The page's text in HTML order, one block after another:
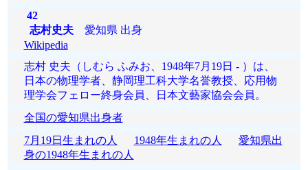
42
志村史夫愛知県 出身
Wikipedia
志村 史夫（しむら ふみお、1948年7月19日 - ）は、
日本の物理学者、静岡理工科大学名誉教授、応用物
理学会フェロー終身会員、日本文藝家協会会員。
全国の愛知県出身者
7月19日生まれの人
1948年生まれの人
愛知県出
身の1948年生まれの人